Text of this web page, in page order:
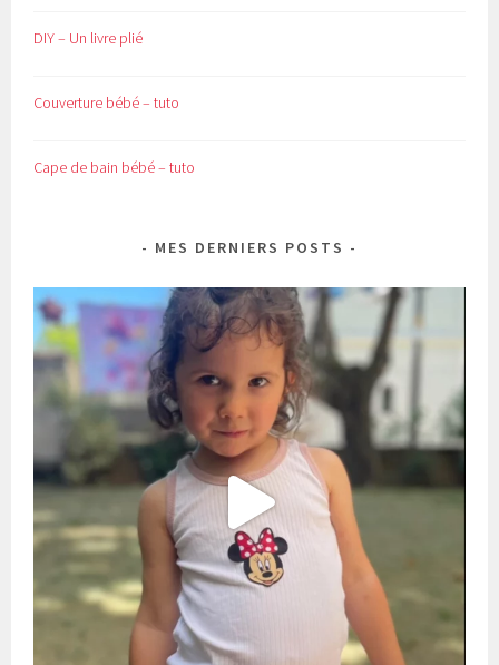
DIY – Un livre plié
Couverture bébé – tuto
Cape de bain bébé – tuto
MES DERNIERS POSTS